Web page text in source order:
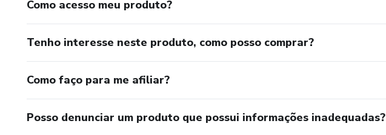
Como acesso meu produto?
Tenho interesse neste produto, como posso comprar?
Como faço para me afiliar?
Posso denunciar um produto que possui informações inadequadas?